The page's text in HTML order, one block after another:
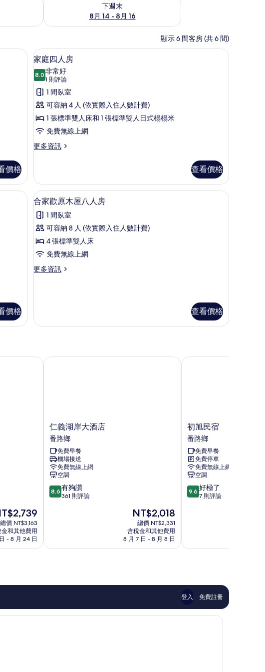
下週末
8月 14 - 8月 16
顯示 6 間客房 (共 6 間)
窗簾、免費無線上網
價格
顯
示
家
庭
四
人
房
的
相
片
淋浴設備、免費盥洗用品、吹風機、拖鞋
1
家庭四人房
8.08.0 分，滿分 10 分
非常好
1 則評論
(1
則
評
論)
1 間臥室
可容納 4 人 (依實際入住人數計費)
1 張標準雙人床和 1 張標準雙人日式榻榻米
免費無線上網
更多資訊
更
四
人
房
的
詳
情
查看價格
吹風機、拖鞋
價格
顯
示
合
家
歡
木
房
淋浴設備、免費盥洗用品、吹風機、拖鞋
1
合家歡原木屋八人房
1 間臥室
可容納 8 人 (依實際入住人數計費)
4 張標準雙人床
免費無線上網
更多資訊
更
木
房
查看價格
總價 NT$3,163
和其他費用
- 8 月 24 日
仁
義
湖
岸
大
酒
店
番
路
仁義湖岸大酒店
番路鄉
免費早餐
機場接送
免費無線上網
空調
8.6
分，
夠
評
8.6 有夠讚
361 則評論
現
在
價
格
為
NT$2,018
總價 NT$2,331
含稅金和其他費用
8 月 7 日 - 8 月 8 日
仁義湖岸大酒店
初
旭
民
宿
番
路
鄉
初旭民宿
番路鄉
免費早餐
免費停車
免費無線上網
空調
9.6
分，
極
評
論
9.6 好極了
7 則評論
初旭民宿
登入 免費註冊